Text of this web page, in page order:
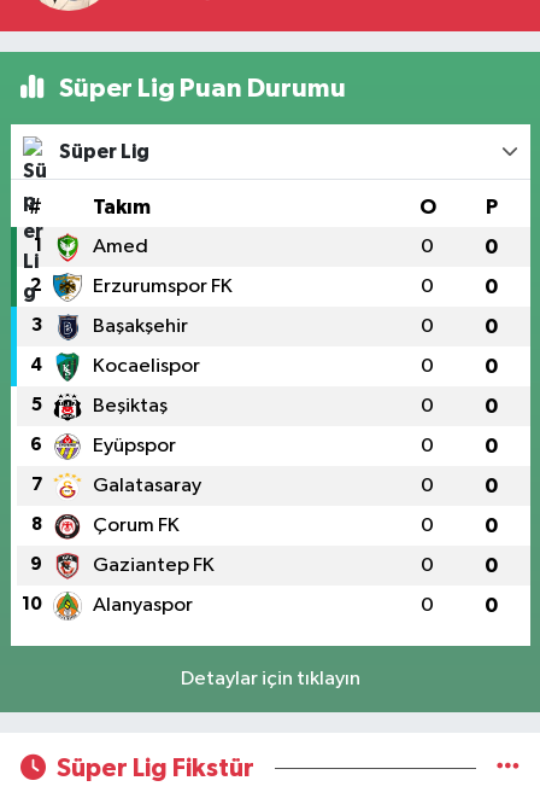
Süper Lig Puan Durumu
Süper Lig
# Takım O P
1 Amed 0 0
2 Erzurumspor FK 0 0
3 Başakşehir 0 0
4 Kocaelispor 0 0
5 Beşiktaş 0 0
6 Eyüpspor 0 0
7 Galatasaray 0 0
8 Çorum FK 0 0
9 Gaziantep FK 0 0
10 Alanyaspor 0 0
Detaylar için tıklayın
Süper Lig Fikstür